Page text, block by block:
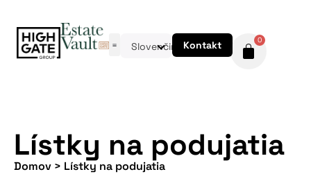
Slovenčina Kontakt 0
Lístky na podujatia
Domov > Lístky na podujatia